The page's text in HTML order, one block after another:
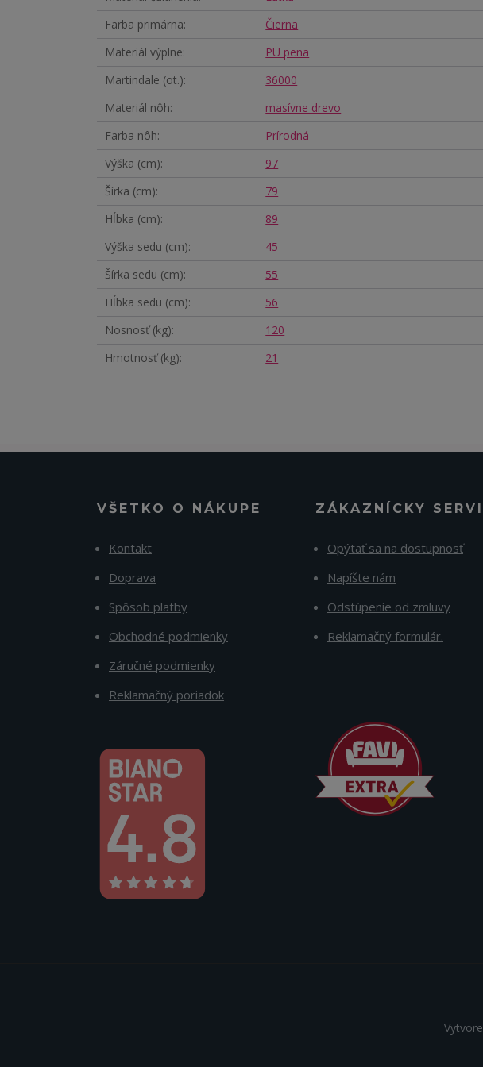
Farba primárna
Čierna
Materiál výplne
PU pena
Martindale (ot.)
36000
Materiál nôh
masívne drevo
Farba nôh
Prírodná
Výška (cm)
97
Šírka (cm)
79
Hĺbka (cm)
89
Výška sedu (cm)
45
Šírka sedu (cm)
55
Hĺbka sedu (cm)
56
Nosnosť (kg)
120
Hmotnosť (kg)
21
VŠETKO O NÁKUPE
Kontakt
Doprava
Spôsob platby
Obchodné podmienky
Záručné podmienky
Reklamačný poriadok
ZÁKAZNÍCKY
Opýtať sa na dostupnosť
Napíšte nám
Odstúpenie od zmluvy
Reklamačný formulár.